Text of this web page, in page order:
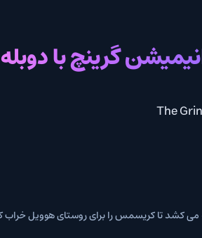
گرینچ با دوبله فارسی
را برای روستای هوویل خراب کند.